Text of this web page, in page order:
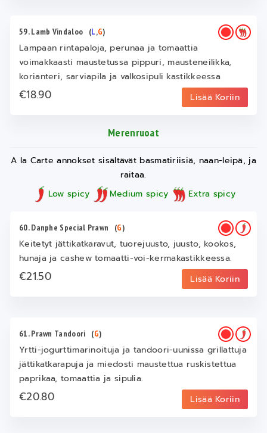
59. Lamb Vindaloo (L,G)
Lampaan rintapaloja, perunaa ja tomaattia
voimakkaasti maustetussa pippuri, mausteneilikka,
korianteri, sarviapila ja valkosipuli kastikkeessa
€18.90 Lisää Koriin
Merenruoat
A la Carte annokset sisältävät basmatiriisiä, naan-leipä, ja
raitaa.
Low spicy
Medium spicy Extra spicy
60. Danphe Special Prawn (G)
Keitetyt jättikatkaravut, tuorejuusto, juusto, kookos,
hunaja ja cashew tomaatti-voi-kermakastikkeessa.
€21.50 Lisää Koriin
61. Prawn Tandoori (G)
Yrtti-jogurttimarinoituja ja tandoori-uunissa grillattuja
jättikatkarapuja ja miedosti maustettua ruskistettua
paprikaa, tomaattia ja sipulia.
€20.80 Lisää Koriin